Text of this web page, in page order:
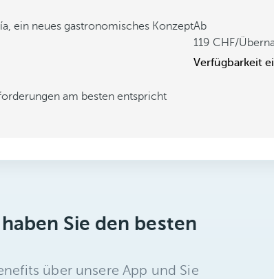
ein neues gastronomisches KonzeptAb
119
/
Verfügbarkeit
am besten entspricht
Sie den besten
über unsere App und Sie